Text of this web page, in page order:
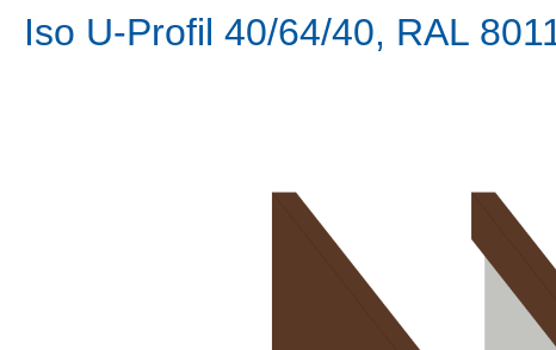
Iso U-Profil 40/64/40, RAL